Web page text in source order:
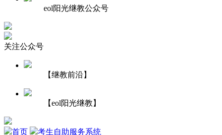
eol阳光继教公众号
关注公众号
【继教前沿】
【eol阳光继教】
首页 考生自助服务系统